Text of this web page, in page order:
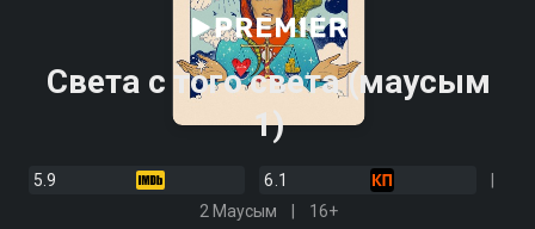
Света с того света (маусым
1)
5.9
6.1
2 Маусым
16+